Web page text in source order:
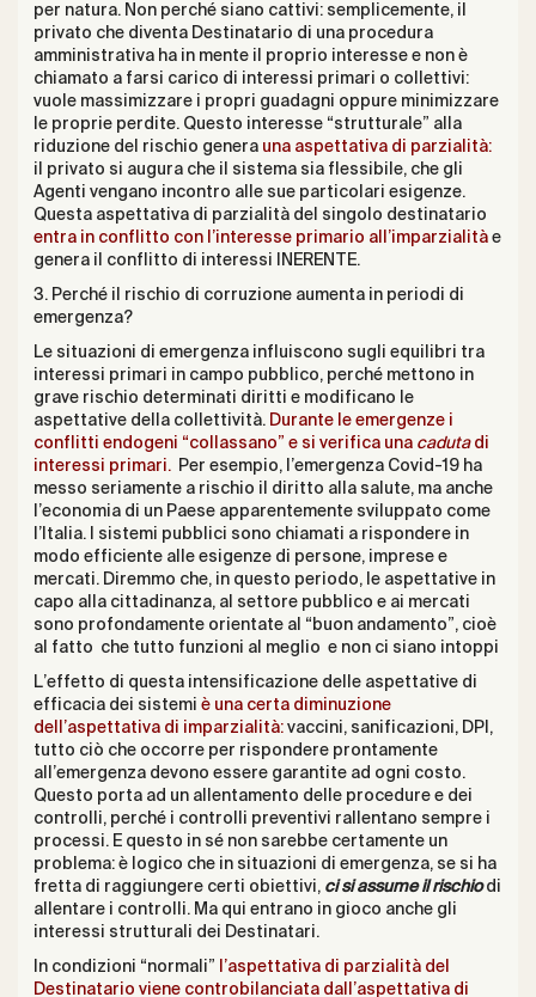
per natura. Non perché siano cattivi: semplicemente, il
privato che diventa Destinatario di una procedura
amministrativa ha in mente il proprio interesse e non è
chiamato a farsi carico di interessi primari o collettivi:
vuole massimizzare i propri guadagni oppure minimizzare
le proprie perdite. Questo interesse “strutturale” alla
riduzione del rischio genera una aspettativa di parzialità:
il privato si augura che il sistema sia flessibile, che gli
Agenti vengano incontro alle sue particolari esigenze.
Questa aspettativa di parzialità del singolo destinatario
entra in conflitto con l’interesse primario all’imparzialitàe
genera il conflitto di interessi INERENTE.
3. Perché il rischio di corruzione aumenta in periodi di
emergenza?
Le situazioni di emergenza influiscono sugli equilibri tra
interessi primari in campo pubblico, perché mettono in
grave rischio determinati diritti e modificano le
aspettative della collettività. Durante le emergenze i
conflitti endogeni “collassano” e si verifica una caduta di
interessi primari.Per esempio, l’emergenza Covid-19 ha
messo seriamente a rischio il diritto alla salute, ma anche
l’economia di un Paese apparentemente sviluppato come
l’Italia. I sistemi pubblici sono chiamati a rispondere in
modo efficiente alle esigenze di persone, imprese e
mercati. Diremmo che, in questo periodo, le aspettative in
capo alla cittadinanza, al settore pubblico e ai mercati
sono profondamente orientate al “buon andamento”, cioè
al fatto che tutto funzioni al meglio e non ci siano intoppi
L’effetto di questa intensificazione delle aspettative di
efficacia dei sistemi è una certa diminuzione
dell’aspettativa di imparzialità:vaccini, sanificazioni, DPI,
tutto ciò che occorre per rispondere prontamente
all’emergenza devono essere garantite ad ogni costo.
Questo porta ad un allentamento delle procedure e dei
controlli, perché i controlli preventivi rallentano sempre i
processi. E questo in sé non sarebbe certamente un
problema: è logico che in situazioni di emergenza, se si ha
fretta di raggiungere certi obiettivi, ci si assume il rischiodi
allentare i controlli. Ma qui entrano in gioco anche gli
interessi strutturali dei Destinatari.
In condizioni “normali”
l’aspettativa di parzialità del
Destinatario viene controbilanciata dall
’aspettativa di